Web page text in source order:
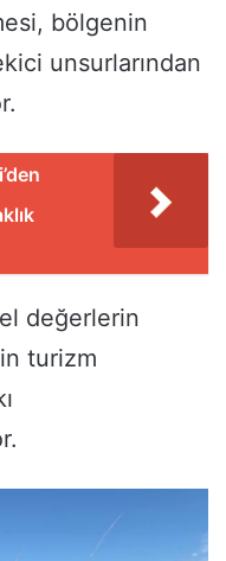
bölgenin
unsurlarından
değerlerin
turizm